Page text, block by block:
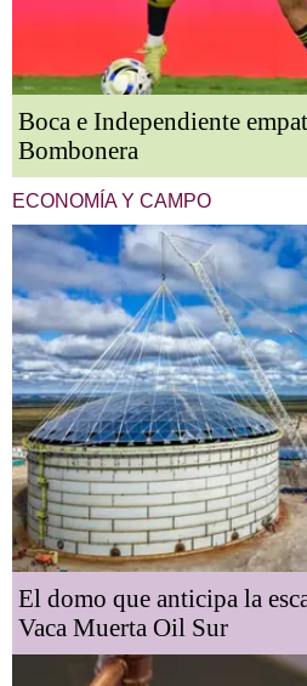
Boca e Independiente
Bombonera
ECONOMÍA Y CAMPO
El domo que anticipa la
Vaca Muerta Oil Sur